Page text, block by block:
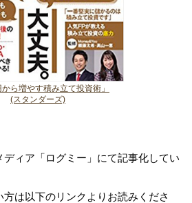
から増やす積み立て投資術」
(スタンダーズ)
ディア「ログミー」にて記事化してい
は以下のリンクよりお読みくださ